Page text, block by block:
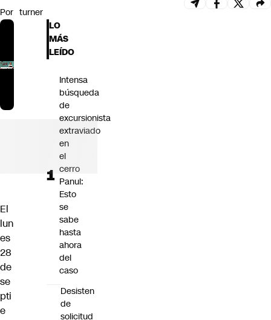
Por turner
El
lun
es
28
de
se
pti
e
LO
MÁS
LEÍDO
Intensa
búsqueda
de
excursionista
extraviado
en
el
cerro
Panul:
Esto
se
sabe
hasta
ahora
del
caso
Desisten
de
solicitud